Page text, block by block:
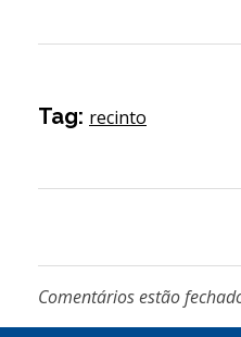
Tag: recinto
Comentários estão